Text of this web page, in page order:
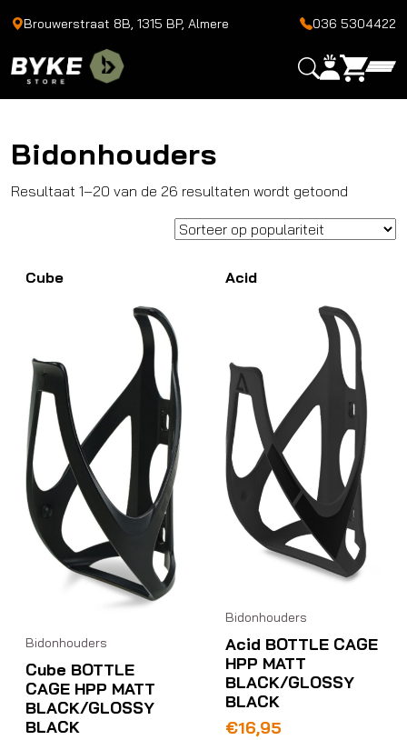
Brouwerstraat 8B, 1315 BP, Almere 036 5304422
Bidonhouders
Resultaat 1–20 van de 26 resultaten wordt getoond
op
Cube
Bidonhouders
Cube BOTTLE
CAGE HPP MATT
BLACK/GLOSSY
BLACK
Acid
Bidonhouders
Acid BOTTLE CAGE
HPP MATT
BLACK/GLOSSY
BLACK
€16,95